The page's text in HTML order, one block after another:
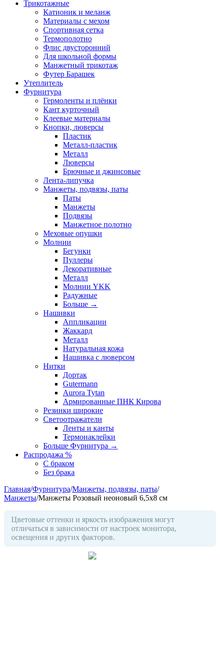
Трикотажные
Катионик и меланж
Материалы с мехом
Спортивная сетка
Термополотно
Флис двусторонний
Для школьной формы
Манжетный трикотаж
Футер Барашек
Утеплитель
Фурнитура
Гермоленты и плёнки
Кант курточный
Клеевые материалы
Кнопки, люверсы
Пластик
Металл-пластик
Металл
Люверсы
Брючные и джинсовые
Лента-липучка
Манжеты, подвязы, паты
Паты
Манжеты
Подвязы
Манжетное полотно
Меховые опушки
Молнии
Бегунки
Пуллеры
Декоративные
Металл
Молнии YKK
Радужные
Больше →
Нашивки
Аппликации
Жаккард
Металл
Натуральная кожа
Нашивка с люверсом
Нитки
Дортак
Gutermann
Aurora Tytan
Армированные ПНК Кирова
Резинки широкие
Светоотражатели
Ленты и канты
Термонаклейки
Больше Фурнитура →
Распродажа %
С браком
Без брака
Главная/Фурнитура/Манжеты, подвязы, паты/
Манжеты/Манжеты Розовый неоновый 6,5х8 см
Цветовые оттенки и яркость изображения могут
отличаться в зависимости от настроек монитора,
освещения и других факторов.